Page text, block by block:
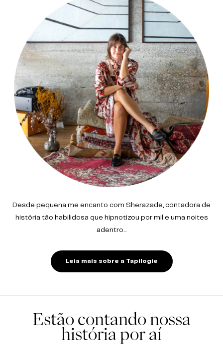
Desde pequena me encanto com Sherazade, contadora de
história tão habilidosa que hipnotizou por mil e uma noites
adentro...
Leia mais sobre a Tapilogie
Estão contando nossa
história por aí